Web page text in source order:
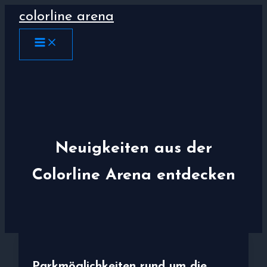
Inhalt
springen
colorline arena
MAIN
Neuigkeiten aus der
Colorline Arena entdecken